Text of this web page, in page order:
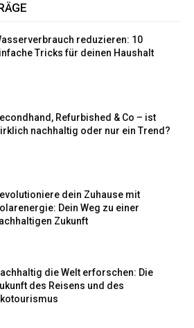
reduzieren: 10
Tricks für deinen Haushalt
Refurbished & Co – ist
nachhaltig oder nur ein Trend?
dein Zuhause mit
Dein Weg zu einer
Zukunft
die Welt erforschen: Die
des Reisens und des